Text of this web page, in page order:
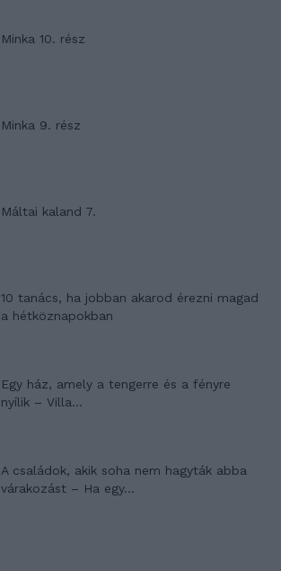
Minka 10. rész
Minka 9. rész
Máltai kaland 7.
10 tanács, ha jobban akarod érezni magad
a hétköznapokban
Egy ház, amely a tengerre és a fényre
nyílik – Villa...
A családok, akik soha nem hagyták abba
várakozást – Ha egy...